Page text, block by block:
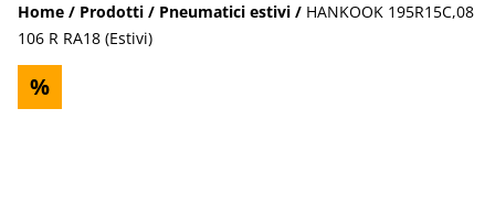
Home / Prodotti / Pneumatici estivi / HANKOOK 195R15C,08
106 R RA18 (Estivi)
%